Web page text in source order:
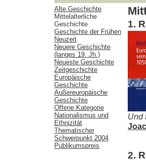
Alte Geschichte
Mittelalterliche
Geschichte
Geschichte der Frühen
Neuzeit
Neuere Geschichte
(langes 19. Jh.)
Neueste Geschichte
Zeitgeschichte
Europäische
Geschichte
Außereuropäische
Geschichte
Offene Kategorie
Nationalismus und
Ethnizität
Thematischer
Schwerpunkt 2004
Publikumspreis
1.
Und
2.